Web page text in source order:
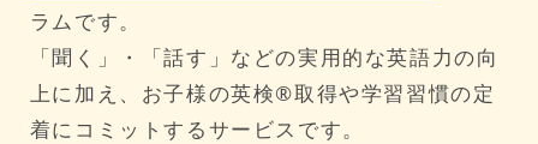
ラムです。
「聞く」・「話す」などの実用的な英語力の向
上に加え、 お子様の英検®取得や学習習慣の定
着にコミットするサービスです。